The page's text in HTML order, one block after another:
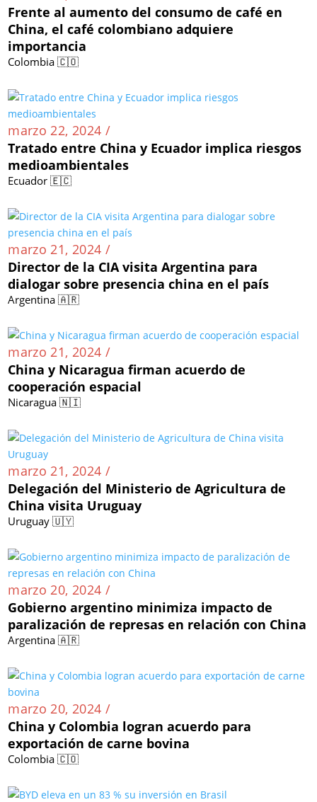
Frente al aumento del consumo de café en
China, el café colombiano adquiere
importancia
Colombia 🇨🇴
marzo 22, 2024 /
Tratado entre China y Ecuador implica riesgos
medioambientales
Ecuador 🇪🇨
marzo 21, 2024 /
Director de la CIA visita Argentina para
dialogar sobre presencia china en el país
Argentina 🇦🇷
marzo 21, 2024 /
China y Nicaragua firman acuerdo de
cooperación espacial
Nicaragua 🇳🇮
marzo 21, 2024 /
Delegación del Ministerio de Agricultura de
China visita Uruguay
Uruguay 🇺🇾
marzo 20, 2024 /
Gobierno argentino minimiza impacto de
paralización de represas en relación con China
Argentina 🇦🇷
marzo 20, 2024 /
China y Colombia logran acuerdo para
exportación de carne bovina
Colombia 🇨🇴